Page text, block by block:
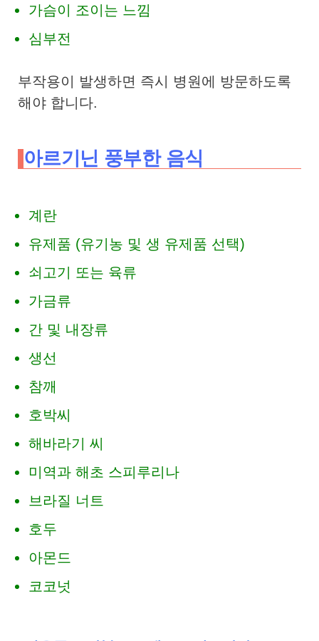
가슴이 조이는 느낌
심부전
부작용이 발생하면 즉시 병원에 방문하도록
해야 합니다.
아르기닌 풍부한 음식
계란
유제품 (유기농 및 생 유제품 선택)
쇠고기 또는 육류
가금류
간 및 내장류
생선
참깨
호박씨
해바라기 씨
미역과 해초 스피루리나
브라질 너트
호두
아몬드
코코넛